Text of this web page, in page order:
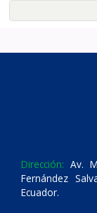
Dirección: Av.
Fernández
Ecuador.